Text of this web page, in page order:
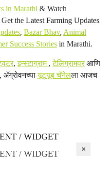
in Marathi & Watch
the Latest Farming Updates
, Bazar Bhav, Animal
Success Stories in Marathi.
,इन्स्टाग्राम ,टेलिग्रामवरआणि
ॲग्रोवनच्यायूट्यूब चॅनेलला आजच
/ WIDGET
/ WIDGET
×